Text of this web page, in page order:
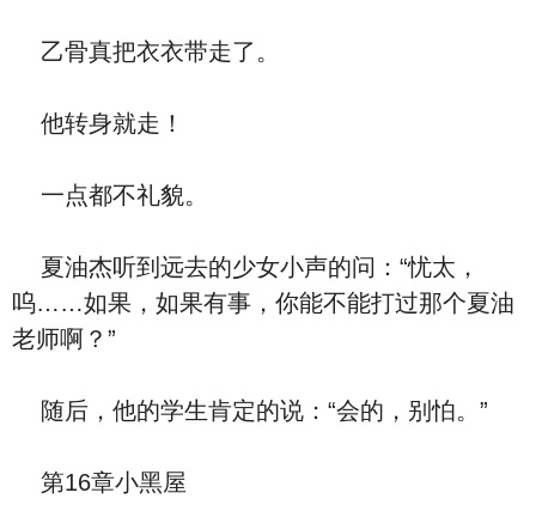
乙骨真把衣衣带走了。
他转身就走！
一点都不礼貌。
夏油杰听到远去的少女小声的问：“忧太，
呜……如果，如果有事，你能不能打过那个夏油
老师啊？”
随后，他的学生肯定的说：“会的，别怕。”
第16章小黑屋